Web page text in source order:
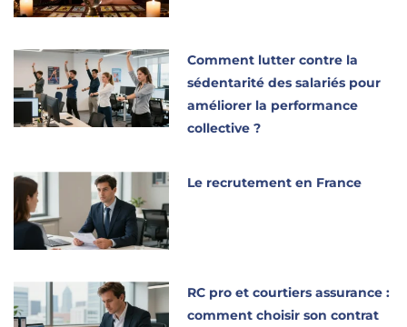
Comment lutter contre la
sédentarité des salariés pour
améliorer la performance
collective ?
Le recrutement en France
RC pro et courtiers assurance :
comment choisir son contrat